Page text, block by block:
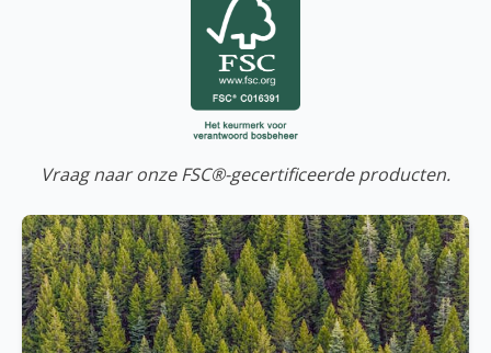
Vraag naar onze FSC®-gecertificeerde producten.